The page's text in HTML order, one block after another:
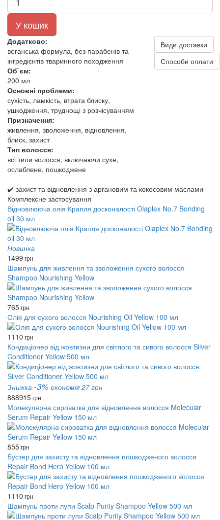
У кошик
Додатково:
веганська формула, без парабенів та
інгредієнтів тваринного походження
Об`єм:
200 мл
Основні проблеми:
сухість, ламкість, втрата блиску,
ушкодження, труднощі з розчісуванням
Призначення:
живлення, зволоження, відновлення,
блиск, захист
Тип волосся:
всі типи волосся, включаючи сухе,
ослаблене, пошкоджене
Види доставки
Способи оплати
✔️ захист та відновлення з аргановим та кокосовим маслами
Комплексне застосування
Відновлююча олія Крапля досконалості Olaplex No.7 Bonding
oil 30 мл
Новинка
1499 грн
Шампунь для живлення та зволоження сухого волосся
Shampoo Nourishing Yellow
765грн
Олія для сухого волосся Nourishing Oil Yellow 100 мл
1110 грн
Кондиціонер від жовтизни для світлого та сивого волосся Silver
Conditioner Yellow 500 мл
Знижка -3% економія 27 грн
888915грн
Молекулярна сироватка для відновлення волосся Molecular
Serum Repair Yellow 150 мл
855грн
Бустер для захисту та відновлення пошкодженого волосся
Repair Bond Hero Yellow 100 мл
1110 грн
Шампунь проти лупи Scalp Purity Shampoo Yellow 500 мл